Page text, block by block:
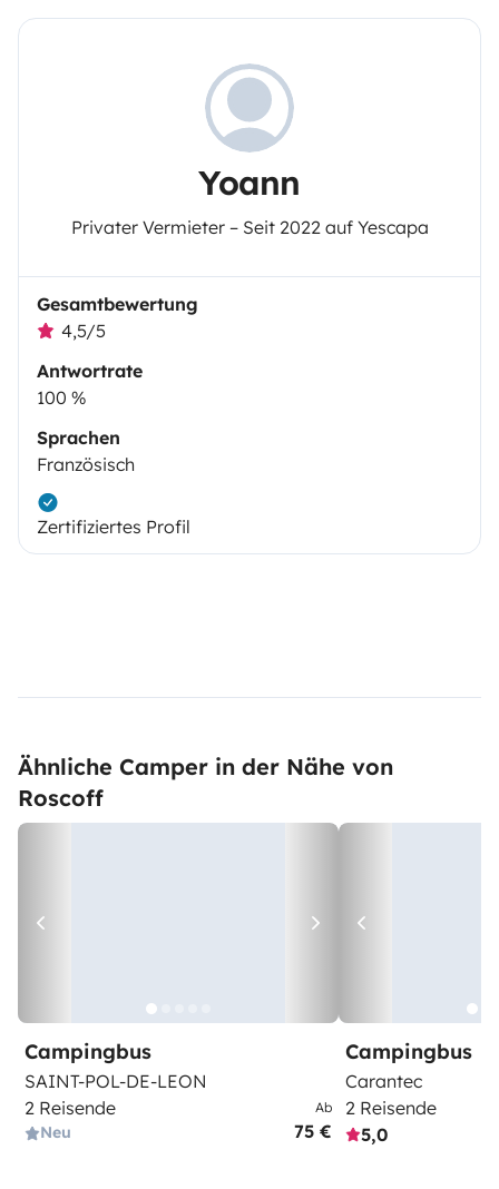
Yoann
Privater Vermieter – Seit 2022 auf Yescapa
Gesamtbewertung
4,5/5
Antwortrate
100 %
Sprachen
Französisch
Zertifiziertes Profil
Ähnliche Camper in der Nähe von
Roscoff
Campingbus
SAINT-POL-DE-LEON
2 Reisende
Neu
Ab
75 €
Campingbus
Carantec
2 Reisende
5,0